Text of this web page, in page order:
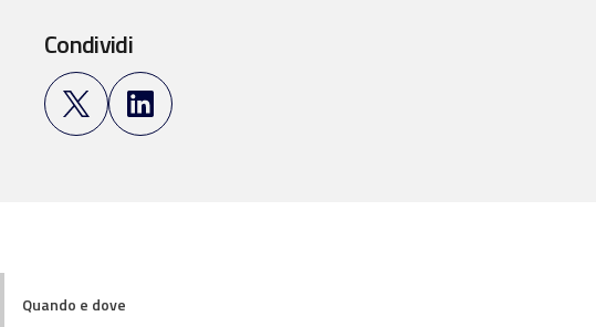
Condividi
Quando e dove